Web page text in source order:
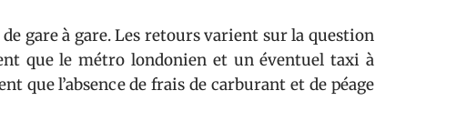
gare à gare. Les retours varient sur la question
que le métro londonien et un éventuel taxi à
que l’absence de frais de carburant et de péage